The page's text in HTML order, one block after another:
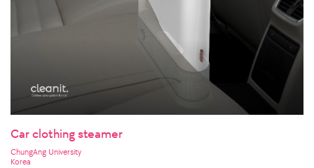
Car clothing steamer
ChungAng University
Korea